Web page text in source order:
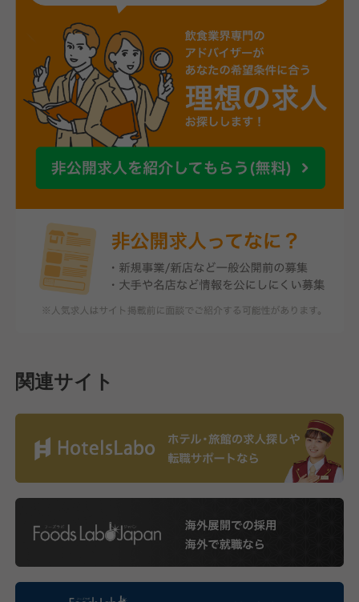
関連サイト